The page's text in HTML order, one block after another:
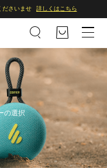
ださいませ 詳しくはこちら
の選択